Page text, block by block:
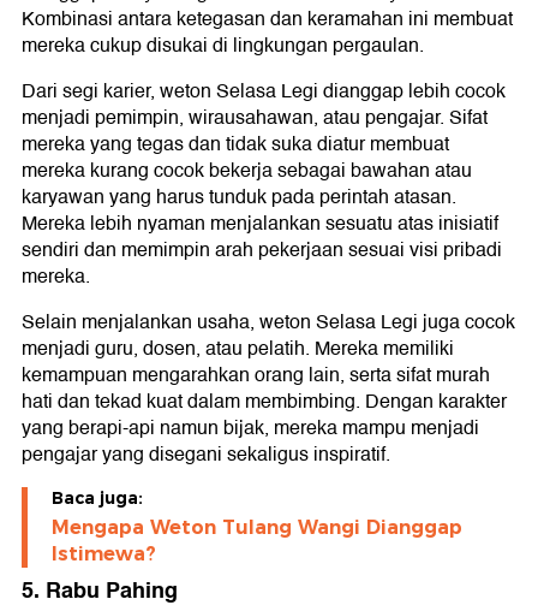
Kombinasi antara ketegasan dan keramahan ini membuat
mereka cukup disukai di lingkungan pergaulan.
Dari segi karier, weton Selasa Legi dianggap lebih cocok
menjadi pemimpin, wirausahawan, atau pengajar. Sifat
mereka yang tegas dan tidak suka diatur membuat
mereka kurang cocok bekerja sebagai bawahan atau
karyawan yang harus tunduk pada perintah atasan.
Mereka lebih nyaman menjalankan sesuatu atas inisiatif
sendiri dan memimpin arah pekerjaan sesuai visi pribadi
mereka.
Selain menjalankan usaha, weton Selasa Legi juga cocok
menjadi guru, dosen, atau pelatih. Mereka memiliki
kemampuan mengarahkan orang lain, serta sifat murah
hati dan tekad kuat dalam membimbing. Dengan karakter
yang berapi-api namun bijak, mereka mampu menjadi
pengajar yang disegani sekaligus inspiratif.
Baca juga:
Mengapa Weton Tulang Wangi Dianggap
Istimewa?
5. Rabu Pahing